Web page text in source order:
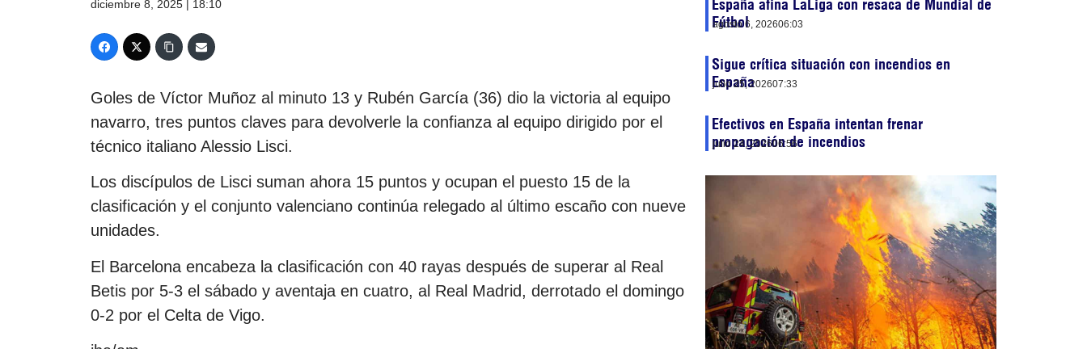
diciembre 8, 2025 | 18:10
Goles de Víctor Muñoz al minuto 13 y Rubén García (36) dio la victoria al equipo
navarro, tres puntos claves para devolverle la confianza al equipo dirigido por el
técnico italiano Alessio Lisci.
Los discípulos de Lisci suman ahora 15 puntos y ocupan el puesto 15 de la
clasificación y el conjunto valenciano continúa relegado al último escaño con nueve
unidades.
El Barcelona encabeza la clasificación con 40 rayas después de superar al Real
Betis por 5-3 el sábado y aventaja en cuatro, al Real Madrid, derrotado el domingo
0-2 por el Celta de Vigo.
España afina LaLiga con resaca de Mundial de
Fútbol
agosto 6, 202606:03
Sigue crítica situación con incendios en
España
julio 25, 202607:33
Efectivos en España intentan frenar
propagación de incendios
julio 24, 202606:56